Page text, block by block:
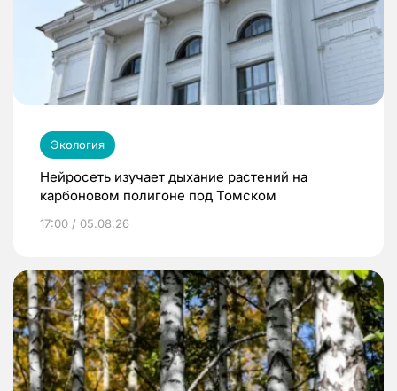
Экология
Нейросеть изучает дыхание растений на
карбоновом полигоне под Томском
17:00 / 05.08.26